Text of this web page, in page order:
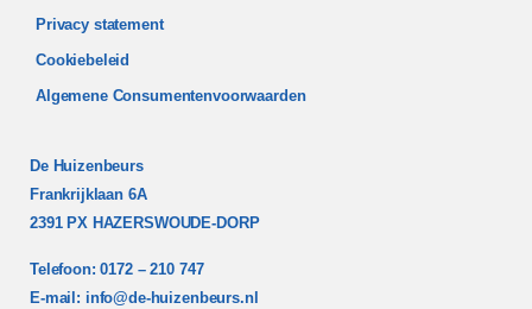
Privacy statement
Cookiebeleid
Algemene Consumentenvoorwaarden
De Huizenbeurs
Frankrijklaan 6A
2391 PX HAZERSWOUDE-DORP
Telefoon: 0172 – 210 747
E-mail: info@de-huizenbeurs.nl